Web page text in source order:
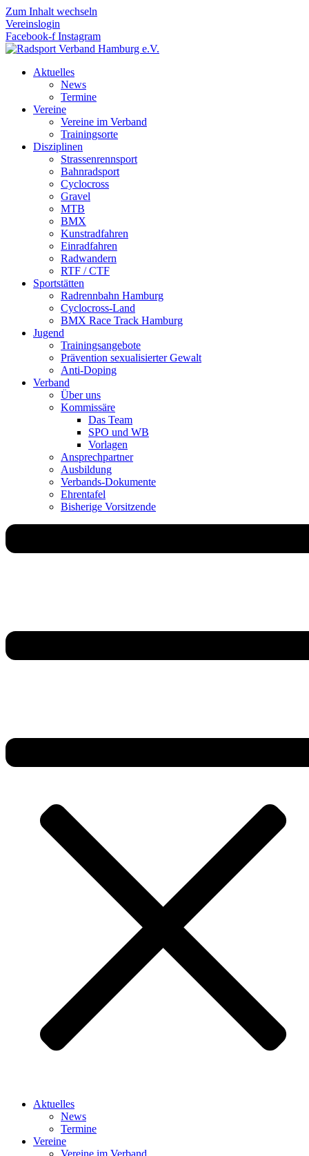
Zum Inhalt wechseln
Vereinslogin
Facebook-f Instagram
Aktuelles
News
Termine
Vereine
Vereine im Verband
Trainingsorte
Disziplinen
Strassen­rennsport
Bahnrad­sport
Cyclocross
Gravel
MTB
BMX
Kunstradfahren
Einradfahren
Radwandern
RTF / CTF
Sportstätten
Radrennbahn Hamburg
Cyclocross-Land
BMX Race Track Hamburg
Jugend
Trainingsangebote
Prävention sexualisierter Gewalt
Anti-Doping
Verband
Über uns
Kommissäre
Das Team
SPO und WB
Vorlagen
Ansprechpartner
Ausbildung
Verbands-Dokumente
Ehrentafel
Bisherige Vorsitzende
Aktuelles
News
Termine
Vereine
Vereine im Verband